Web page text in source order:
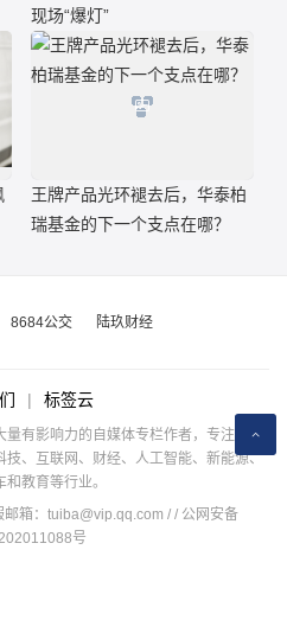
现场“爆灯”
王牌产品光环褪去后，华泰柏
瑞基金的下一个支点在哪？
8684公交 陆玖财经
| 标签云
有影响力的自媒体专栏作者，专注于公
、互联网、财经、人工智能、新能源、
教育等行业。
箱： tuiba@vip.qq.com / / 公网安备
号